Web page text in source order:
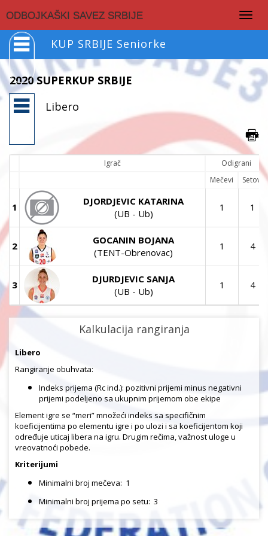
ODBOJKAŠKI SAVEZ SRBIJE
KUP SRBIJE Seniorke
2020 SUPERKUP SRBIJE
Libero
Igrač
Odigrani
Mečevi
Setovi
1
DJORDJEVIC KATARINA
(UB - Ub)
1 1
2
GOCANIN BOJANA
(TENT-Obrenovac)
1 4
3
DJURDJEVIC SANJA
(UB - Ub)
1 4
Kalkulacija rangiranja
Libero
Rangiranje obuhvata:
Indeks prijema (Rc ind.): pozitivni prijemi minus negativni
prijemi podeljeno sa ukupnim prijemom obe ekipe
Element igre se “meri” množeći indeks sa specifičnim
koeficijentima po elementu igre i po ulozi i sa koeficijentom koji
određuje uticaj libera na igru. Drugim rečima, važnost uloge u
vreovatnoći pobede.
Kriterijumi
Minimalni broj mečeva: 1
Minimalni broj prijema po setu: 3